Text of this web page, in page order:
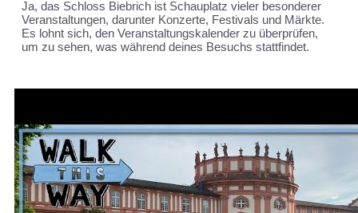
Ja, das Schloss Biebrich ist Schauplatz vieler besonderer
Veranstaltungen, darunter Konzerte, Festivals und Märkte.
Es lohnt sich, den Veranstaltungskalender zu überprüfen,
um zu sehen, was während deines Besuchs stattfindet.